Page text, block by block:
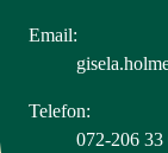
Email:
Telefon:
072-206 33